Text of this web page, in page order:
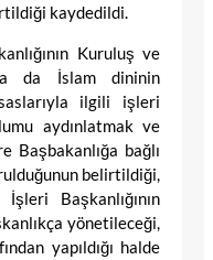
kaydedildi.
Kuruluş ve
da İslam dininin
ilgili işleri
aydınlatmak ve
Başbakanlığa bağlı
belirtildiği,
Başkanlığının
yönetileceği,
yapıldığı halde